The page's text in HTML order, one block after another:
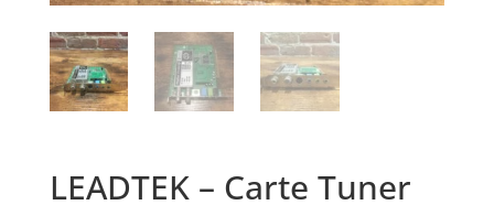
LEADTEK – Carte Tuner